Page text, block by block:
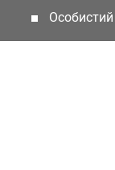
Особистий